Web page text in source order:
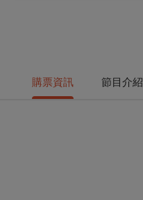
購票資訊 節目介紹